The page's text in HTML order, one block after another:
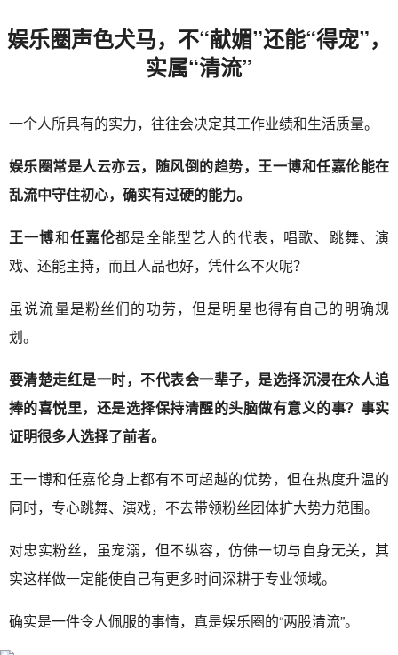
娱乐圈声色犬马，不“献媚”还能“得宠”，
实属“清流”
一个人所具有的实力，往往会决定其工作业绩和生活质量。
娱乐圈常是人云亦云，随风倒的趋势，王一博和任嘉伦能在
乱流中守住初心，确实有过硬的能力。
王一博和任嘉伦都是全能型艺人的代表，唱歌、跳舞、演
戏、还能主持，而且人品也好，凭什么不火呢？
虽说流量是粉丝们的功劳，但是明星也得有自己的明确规
划。
要清楚走红是一时，不代表会一辈子，是选择沉浸在众人追
捧的喜悦里，还是选择保持清醒的头脑做有意义的事？事实
证明很多人选择了前者。
王一博和任嘉伦身上都有不可超越的优势，但在热度升温的
同时，专心跳舞、演戏，不去带领粉丝团体扩大势力范围。
对忠实粉丝，虽宠溺，但不纵容，仿佛一切与自身无关，其
实这样做一定能使自己有更多时间深耕于专业领域。
确实是一件令人佩服的事情，真是娱乐圈的“两股清流”。